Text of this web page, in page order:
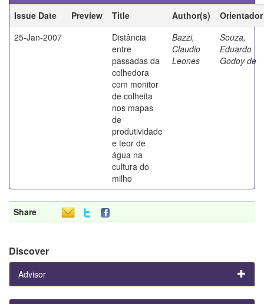
Issue Date
Preview Title Author(s)
Orientador
25-Jan-2007
Distância
entre
passadas da
colhedora
com monitor
de colheita
nos mapas
de
produtividade
e teor de
água na
cultura do
milho
Bazzi,
Claudio
Leones
Souza,
Eduardo
Godoy de
Share
Discover
Advisor